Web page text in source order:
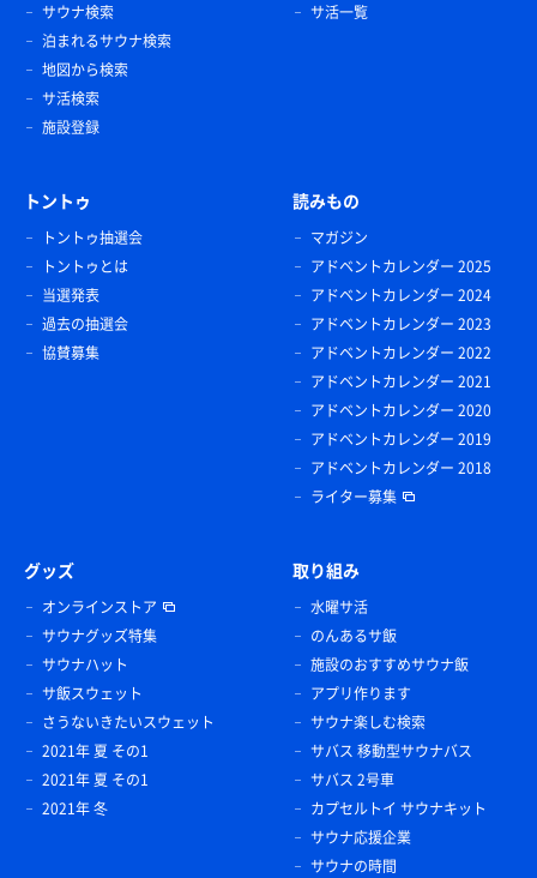
サウナ検索
泊まれるサウナ検索
地図から検索
サ活検索
施設登録
サ活一覧
トントゥ
トントゥ抽選会
トントゥとは
当選発表
過去の抽選会
協賛募集
読みもの
マガジン
アドベントカレンダー 2025
アドベントカレンダー 2024
アドベントカレンダー 2023
アドベントカレンダー 2022
アドベントカレンダー 2021
アドベントカレンダー 2020
アドベントカレンダー 2019
アドベントカレンダー 2018
ライター募集
グッズ
オンラインストア
サウナグッズ特集
サウナハット
サ飯スウェット
さうないきたいスウェット
2021年 夏 その1
2021年 夏 その1
2021年 冬
取り組み
水曜サ活
のんあるサ飯
施設のおすすめサウナ飯
アプリ作ります
サウナ楽しむ検索
サバス 移動型サウナバス
サバス 2号車
カプセルトイ サウナキット
サウナ応援企業
サウナの時間